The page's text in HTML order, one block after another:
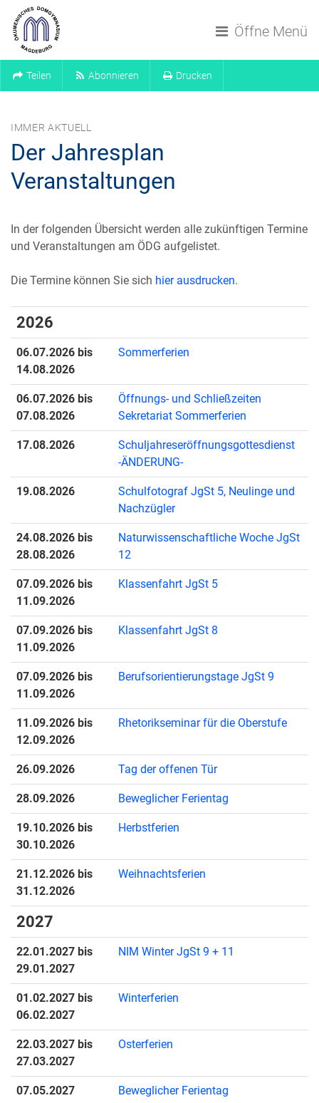
Öffne Menü
Teilen Abonnieren Drucken
IMMER AKTUELL
Der Jahresplan
Veranstaltungen
In der folgenden Übersicht werden alle zukünftigen Termine
und Veranstaltungen am ÖDG aufgelistet.
Die Termine können Sie sich hier ausdrucken.
2026
06.07.2026 bis
14.08.2026
Sommerferien
06.07.2026 bis
07.08.2026
Öffnungs- und Schließzeiten
Sekretariat Sommerferien
17.08.2026
Schuljahreseröffnungsgottesdienst
-ÄNDERUNG-
19.08.2026
Schulfotograf JgSt 5, Neulinge und
Nachzügler
24.08.2026 bis
28.08.2026
Naturwissenschaftliche Woche JgSt
12
07.09.2026 bis
11.09.2026
Klassenfahrt JgSt 5
07.09.2026 bis
11.09.2026
Klassenfahrt JgSt 8
07.09.2026 bis
11.09.2026
Berufsorientierungstage JgSt 9
11.09.2026 bis
12.09.2026
Rhetorikseminar für die Oberstufe
26.09.2026 Tag der offenen Tür
28.09.2026 Beweglicher Ferientag
19.10.2026 bis
30.10.2026
Herbstferien
21.12.2026 bis
31.12.2026
Weihnachtsferien
2027
22.01.2027 bis
29.01.2027
NIM Winter JgSt 9 + 11
01.02.2027 bis
06.02.2027
Winterferien
22.03.2027 bis
27.03.2027
Osterferien
07.05.2027 Beweglicher Ferientag